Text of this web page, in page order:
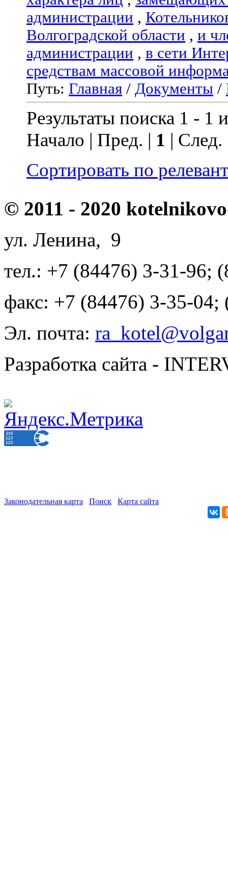
администрации ,
Волгоградской области , и
администрации , в сети
средствам массовой
Путь: Главная / Документы /
Результаты поиска 1 - 1
Начало | Пред. | 1 |
Сортировать по
© 2011 - 2020
ул. Ленина, 9
тел.: +7 (84476) 3-31-96;
факс: +7 (84476) 3-35-04;
Эл. почта:
Разработка сайта -
Законодательная карта Поиск Карта сайта